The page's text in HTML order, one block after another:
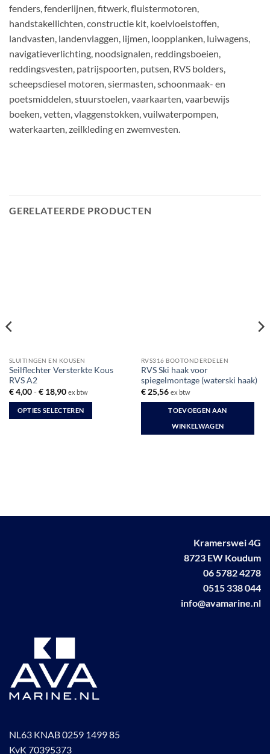
fenders, fenderlijnen, fitwerk, fluistermotoren,
handstakellichten, constructie kit, koelvloeistoffen,
landvasten, landenvlaggen, lijmen, loopplanken, luiwagens,
navigatieverlichting, noodsignalen, reddingsboeien,
reddingsvesten, patrijspoorten, putsen, RVS bolders,
scheepsdiesel motoren, siermasten, schoonmaak- en
poetsmiddelen, stuurstoelen, vaarkaarten, vaarbewijs
boeken, vetten, vlaggenstokken, vuilwaterpompen,
waterkaarten, zeilkleding en zwemvesten.
GERELATEERDE PRODUCTEN
SLUITINGEN EN KOUSEN
Seilflechter Versterkte Kous
RVS A2
€4,00 - €18,90Prijsklasse:
tot
€ 18,90
ex btw
OPTIES SELECTEREN
RVS316 BOOTONDERDELEN
RVS Ski haak voor
spiegelmontage (waterski haak)
€25,56 ex btw
TOEVOEGEN AAN
WINKELWAGEN
Kramerswei 4G
8723 EW Koudum
06 5782 4278
0515 338 044
info@avamarine.nl
NL63 KNAB 0259 1499 85
KvK 70395373